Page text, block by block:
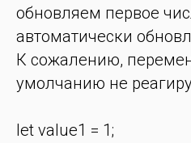
обновляем первое
автоматически
К сожалению,
умолчанию не
let value1 = 1;